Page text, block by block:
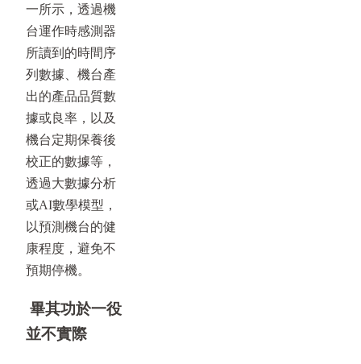
一所示，透過機
台運作時感測器
所讀到的時間序
列數據、機台產
出的產品品質數
據或良率，以及
機台定期保養後
校正的數據等，
透過大數據分析
或AI數學模型，
以預測機台的健
康程度，避免不
預期停機。
畢其功於一役
並不實際